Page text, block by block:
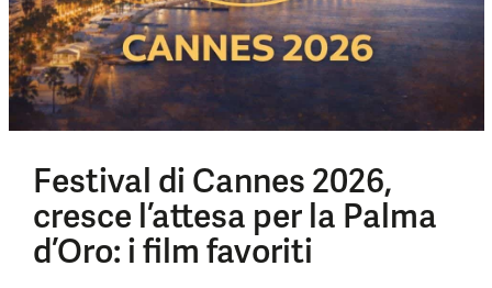
Festival di Cannes 2026,
cresce l’attesa per la Palma
d’Oro: i film favoriti